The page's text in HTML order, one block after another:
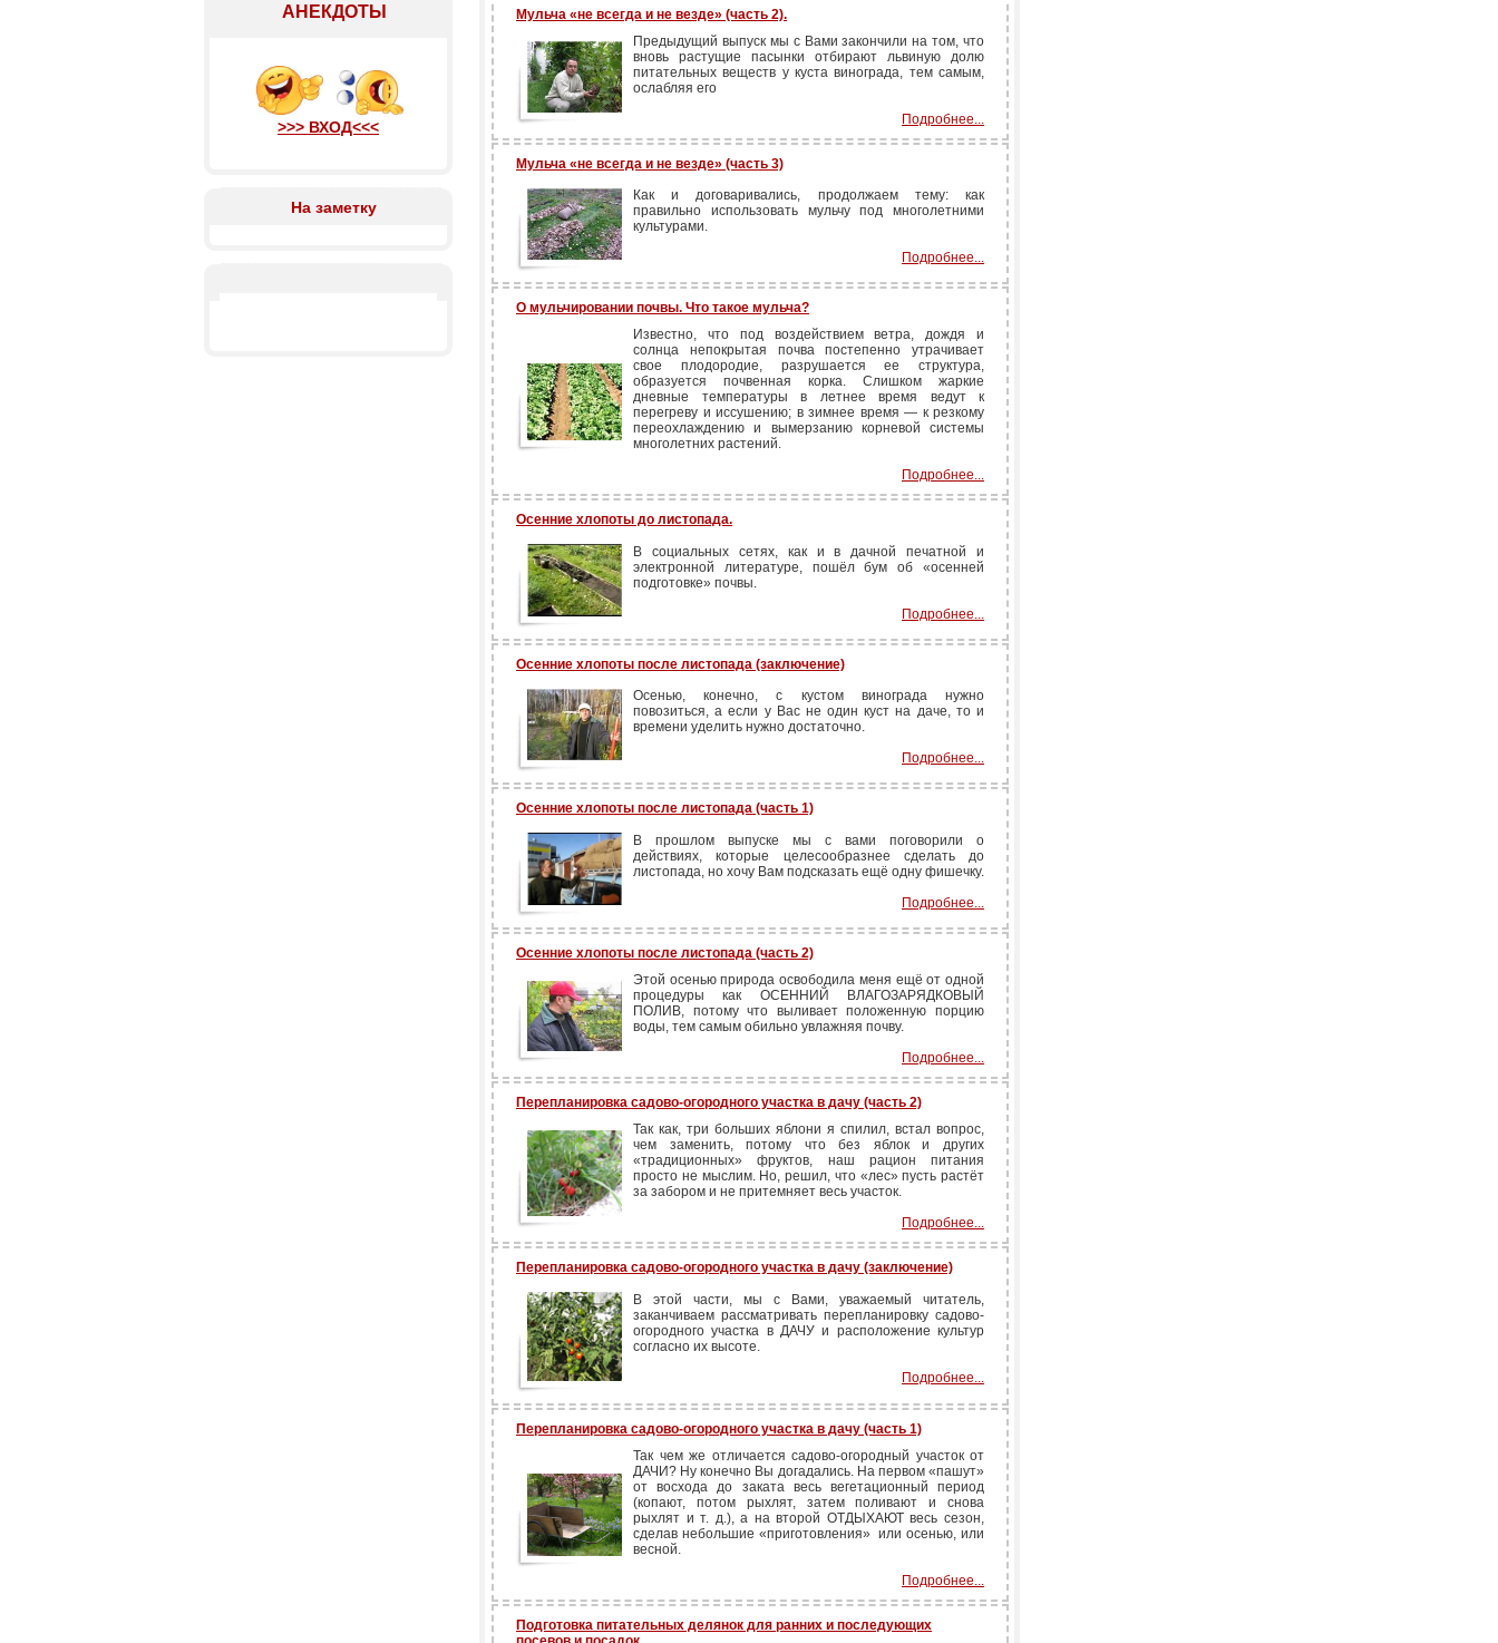
АНЕКДОТЫ
>>> ВХОД<<<
На заметку
Мульча «не всегда и не везде» (часть 2).
Предыдущий выпуск мы с Вами закончили на том, что
вновь растущие пасынки отбирают львиную долю
питательных веществ у куста винограда, тем самым,
ослабляя его
Подробнее...
Мульча «не всегда и не везде» (часть 3)
Как и договаривались, продолжаем тему: как
правильно использовать мульчу под многолетними
культурами.
Подробнее...
О мульчировании почвы. Что такое мульча?
Известно, что под воздействием ветра, дождя и
солнца непокрытая почва постепенно утрачивает
свое плодородие, разрушается ее структура,
образуется почвенная корка. Слишком жаркие
дневные температуры в летнее время ведут к
перегреву и иссушению; в зимнее время — к резкому
переохлаждению и вымерзанию корневой системы
многолетних растений.
Подробнее...
Осенние хлопоты до листопада.
В социальных сетях, как и в дачной печатной и
электронной литературе, пошёл бум об «осенней
подготовке» почвы.
Подробнее...
Осенние хлопоты после листопада (заключение)
Осенью, конечно, с кустом винограда нужно
повозиться, а если у Вас не один куст на даче, то и
времени уделить нужно достаточно.
Подробнее...
Осенние хлопоты после листопада (часть 1)
В прошлом выпуске мы с вами поговорили о
действиях, которые целесообразнее сделать до
листопада, но хочу Вам подсказать ещё одну фишечку.
Подробнее...
Осенние хлопоты после листопада (часть 2)
Этой осенью природа освободила меня ещё от одной
процедуры как ОСЕННИЙ ВЛАГОЗАРЯДКОВЫЙ
ПОЛИВ, потому что выливает положенную порцию
воды, тем самым обильно увлажняя почву.
Подробнее...
Перепланировка садово-огородного участка в дачу (часть 2)
Так как, три больших яблони я спилил, встал вопрос,
чем заменить, потому что без яблок и других
«традиционных» фруктов, наш рацион питания
просто не мыслим. Но, решил, что «лес» пусть растёт
за забором и не притемняет весь участок.
Подробнее...
Перепланировка садово-огородного участка в дачу (заключение)
В этой части, мы с Вами, уважаемый читатель,
заканчиваем рассматривать перепланировку садово-
огородного участка в ДАЧУ и расположение культур
согласно их высоте.
Подробнее...
Перепланировка садово-огородного участка в дачу (часть 1)
Так чем же отличается садово-огородный участок от
ДАЧИ? Ну конечно Вы догадались. На первом «пашут»
от восхода до заката весь вегетационный период
(копают, потом рыхлят, затем поливают и снова
рыхлят и т. д.), а на второй ОТДЫХАЮТ весь сезон,
сделав небольшие «приготовления» или осенью, или
весной.
Подробнее...
Подготовка питательных делянок для ранних и последующих